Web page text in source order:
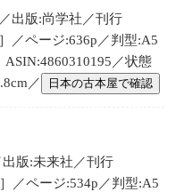
出版:尚学社／刊行
／ページ:636p／判型:A5
／状態
／
日本の古本屋で確認
版:未来社／刊行
／ページ:534p／判型:A5